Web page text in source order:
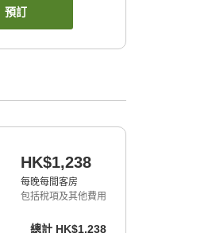
預訂
HK$1,238
每晚每間客房
包括稅項及其他費用
總計 HK$1,238